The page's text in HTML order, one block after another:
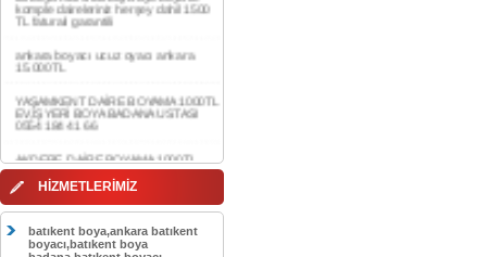
ankara boyacı ucuz oyacı ankara
YAŞAMKENT DAİRE BOYAMA 1000TL
0554 184 41 66
AKDERE DAİRE BOYAMA 1000TL
0554 184 41 66
CEBECİ DAİRE BOYAMA 1000TL
0554 184 41 66
HASKÖY DAİRE BOYAMA 1000TL
HİZMETLERİMİZ
batıkent boya,ankara batıkent
boyacı,batıkent boya